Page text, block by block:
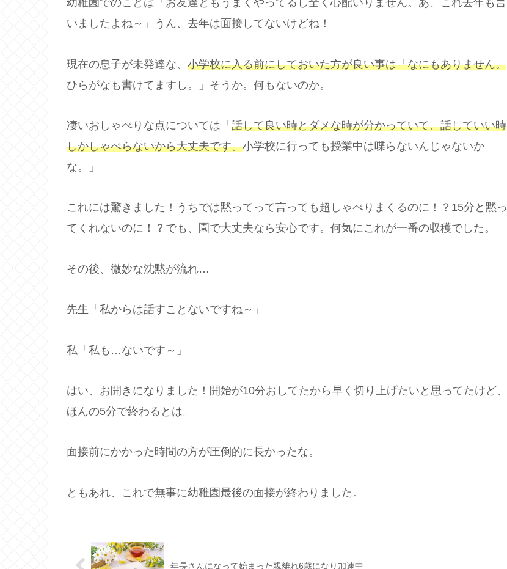
幼稚園でのことは「お友達ともうまくやってるし全く心配いりません。あ、これ去年も言
いましたよね～」うん、去年は面接してないけどね！
現在の息子が未発達な、 小学校に入る前にしておいた方が良い事は「なにもありません。
ひらがなも書けてますし。」そうか。何もないのか。
凄いおしゃべりな点については「 話して良い時とダメな時が分かっていて、話していい時
しかしゃべらないから大丈夫です。小学校に行っても授業中は喋らないんじゃないか
な。」
これには驚きました！うちでは黙ってって言っても超しゃべりまくるのに！？15分と黙っ
てくれないのに！？でも、園で大丈夫なら安心です。何気にこれが一番の収穫でした。
その後、微妙な沈黙が流れ…
先生「私からは話すことないですね～」
私「私も…ないです～」
はい、お開きになりました！開始が10分おしてたから早く切り上げたいと思ってたけど、
ほんの5分で終わるとは。
面接前にかかった時間の方が圧倒的に長かったな。
ともあれ、これで無事に幼稚園最後の面接が終わりました。
年長さんになって始まった親離れ6歳になり加速中